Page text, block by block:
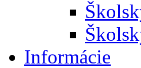
Informácie